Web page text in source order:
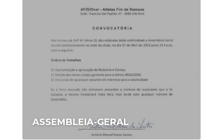
ASSEMBLEIA-GERAL